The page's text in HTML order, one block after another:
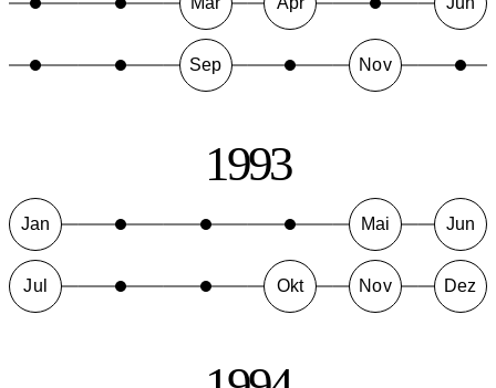
Sep Nov
1993
Jan Mai Jun
Jul Okt Nov Dez